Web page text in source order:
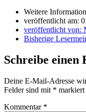
Weitere
veröffentlicht am:
veröffentlicht von:
Bisherige
Schreibe einen
Deine E-Mail-Adresse
Felder sind mit * markiert
Kommentar *